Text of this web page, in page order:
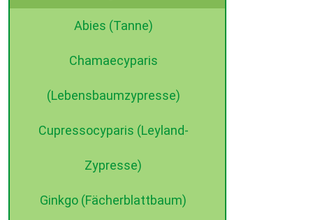
Abies (Tanne)
Chamaecyparis
(Lebensbaumzypresse)
Cupressocyparis (Leyland-
Zypresse)
Ginkgo (Fächerblattbaum)